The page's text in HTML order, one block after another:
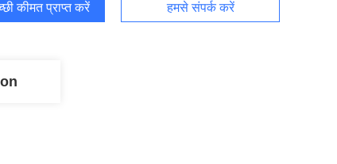
कीमत प्राप्त करें हमसे संपर्क करें